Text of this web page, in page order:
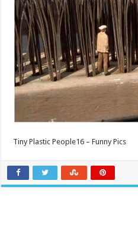
Tiny Plastic People16 – Funny Pics